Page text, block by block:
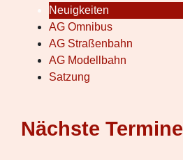
Neuigkeiten
AG Omnibus
AG Straßenbahn
AG Modellbahn
Satzung
Nächste Termine